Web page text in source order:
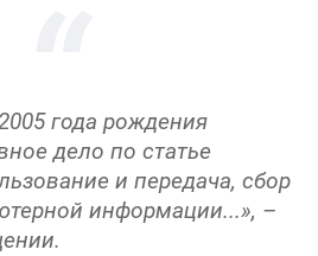
года рождения
дело по статье
и передача, сбор
информации...», –